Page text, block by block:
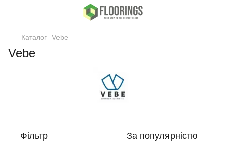
Каталог Vebe
Vebe
Фільтр За популярністю